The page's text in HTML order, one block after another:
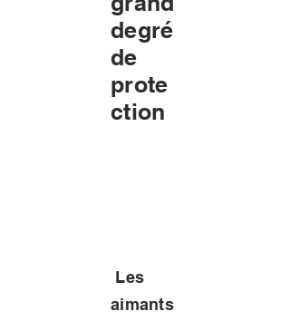
degré
de
prote
ction
Les
aimants